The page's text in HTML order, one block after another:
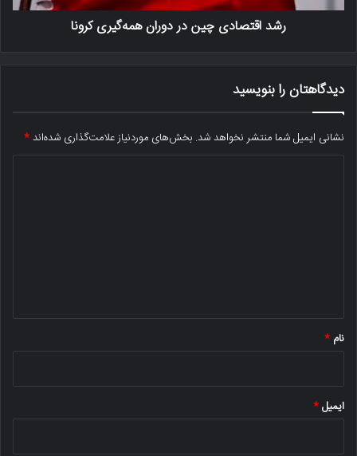
رشد اقتصادی چین در دوران همه‌گیری کرونا
دیدگاهتان را بنویسید
نشانی ایمیل شما منتشر نخواهد شد. بخش‌های موردنیاز علامت‌گذاری شده‌اند*
نام *
ایمیل*